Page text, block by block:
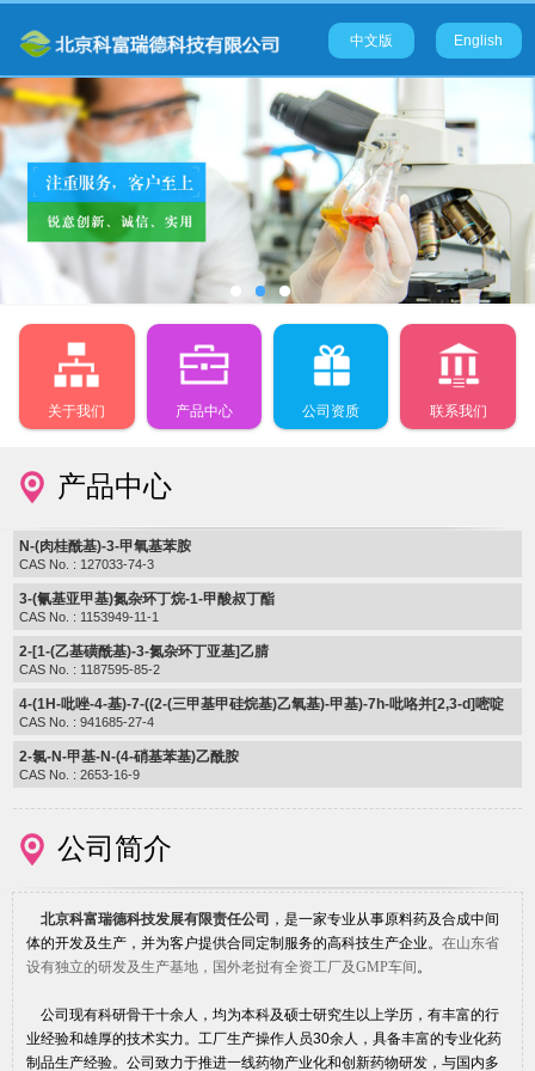
中文版 English
关于我们 产品中心 公司资质 联系我们
产品中心
N-(肉桂酰基)-3-甲氧基苯胺
CAS No. : 127033-74-3
3-(氰基亚甲基)氮杂环丁烷-1-甲酸叔丁酯
CAS No. : 1153949-11-1
2-[1-(乙基磺酰基)-3-氮杂环丁亚基]乙腈
CAS No. : 1187595-85-2
4-(1H-吡唑-4-基)-7-((2-(三甲基甲硅烷基)乙氧基)-甲基)-7h-吡咯并[2,3-d]嘧啶
CAS No. : 941685-27-4
2-氯-N-甲基-N-(4-硝基苯基)乙酰胺
CAS No. : 2653-16-9
公司简介
北京科富瑞德科技发展有限责任公司 ，是一家专业从事原料药及合成中间
体的开发及生产，并为客户提供合同定制服务的高科技生产企业。在山东省
设有独立的研发及生产基地，国外老挝有全资工厂及GMP车间 。
公司现有科研骨干十余人，均为本科及硕士研究生以上学历，有丰富的行
业经验和雄厚的技术实力。工厂生产操作人员30余人，具备丰富的专业化药
制品生产经验。公司致力于推进一线药物产业化和创新药物研发，与国内多